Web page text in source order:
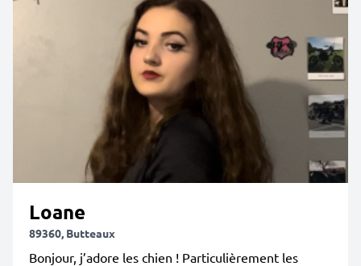
Loane
89360, Butteaux
Bonjour, j’adore les chien ! Particulièrement les